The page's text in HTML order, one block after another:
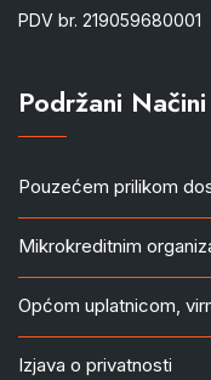
PDV br. 219059680001
Podržani
Pouzećem prilikom
Mikrokreditnim
Općom uplatnicom,
Izjava o privatnosti